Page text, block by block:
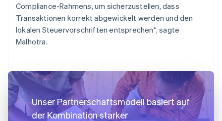
Compliance-Rahmens, um sicherzustellen, dass
Transaktionen korrekt abgewickelt werden und den
lokalen Steuervorschriften entsprechen“, sagte
Malhotra.
Unser Partnerschaftsmodell basiert auf
der Kombination starker